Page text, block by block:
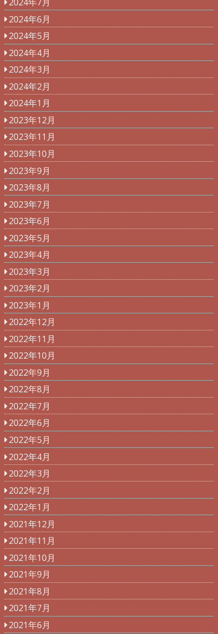
2024年6月
2024年5月
2024年4月
2024年3月
2024年2月
2024年1月
2023年12月
2023年11月
2023年10月
2023年9月
2023年8月
2023年7月
2023年6月
2023年5月
2023年4月
2023年3月
2023年2月
2023年1月
2022年12月
2022年11月
2022年10月
2022年9月
2022年8月
2022年7月
2022年6月
2022年5月
2022年4月
2022年3月
2022年2月
2022年1月
2021年12月
2021年11月
2021年10月
2021年9月
2021年8月
2021年7月
2021年6月